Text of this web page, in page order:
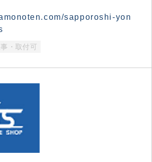
sapporoshi-yon
・取付可